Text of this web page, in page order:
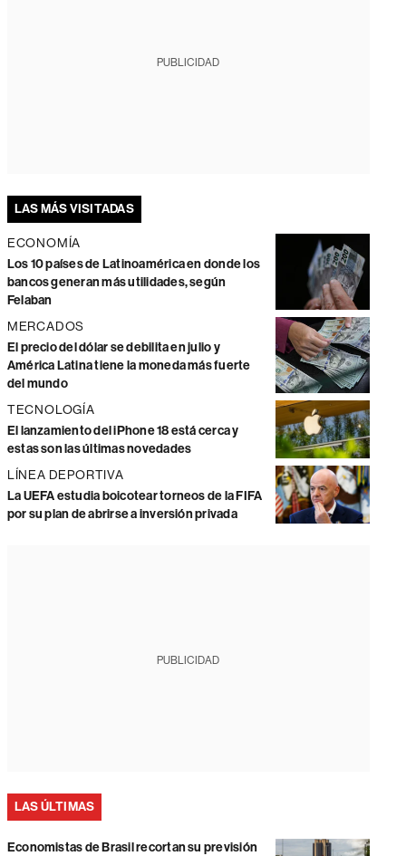
PUBLICIDAD
LAS MÁS VISITADAS
ECONOMÍA
Los 10 países de Latinoamérica en donde los
bancos generan más utilidades, según
Felaban
MERCADOS
El precio del dólar se debilita en julio y
América Latina tiene la moneda más fuerte
del mundo
TECNOLOGÍA
El lanzamiento del iPhone 18 está cerca y
estas son las últimas novedades
LÍNEA DEPORTIVA
La UEFA estudia boicotear torneos de la FIFA
por su plan de abrirse a inversión privada
PUBLICIDAD
LAS ÚLTIMAS
Economistas de Brasil recortan su previsión